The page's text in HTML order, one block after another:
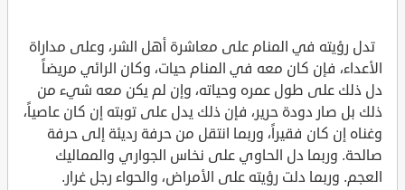
تدل رؤيته في المنام على معاشرة أهل الشر، وعلى مداراة
الأعداء، فإن كان معه في المنام حيات، وكان الرائي مريضاً
دل ذلك على طول عمره وحياته، وإن لم يكن معه شيء من
ذلك بل صار دودة حرير، فإن ذلك يدل على توبته إن كان عاصياً،
وغناه إن كان فقيراً، وربما انتقل من حرفة رديئة إلى حرفة
صالحة. وربما دل الحاوي على نخاس الجواري والمماليك
العجم. وربما دلت رؤيته على الأمراض، والحواء رجل غرار.